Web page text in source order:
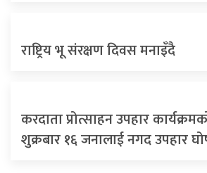
राष्ट्रिय भू संरक्षण दिवस मनाइँदै
करदाता प्रोत्साहन उपहार
शुक्रबार १६ जनालाई नगद उपहार